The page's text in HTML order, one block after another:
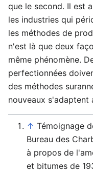
que le second. Il est
les industries qui
les méthodes de
n'est là que deux
même phénomène.
perfectionnées
des méthodes
nouveaux s'adaptent
↑ Témoignage
Bureau des
à propos de
et bitumes de